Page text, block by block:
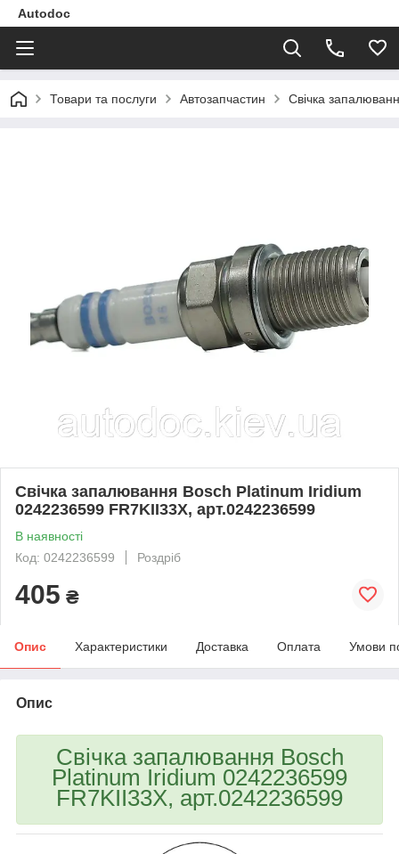
Autodoc
Товари та послуги Автозапчастин Свічка
Свічка запалювання Bosch Platinum Iridium
0242236599 FR7KII33X, арт.0242236599
В наявності
Код: 0242236599
Роздріб
405 ₴
Опис Характеристики Доставка Оплата Умови
Опис
Свічка запалювання Bosch
Platinum Iridium 0242236599
FR7KII33X, арт.0242236599